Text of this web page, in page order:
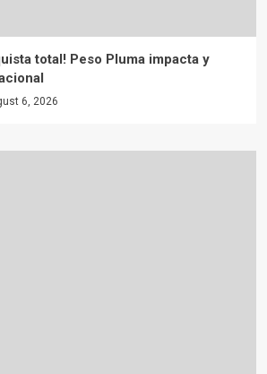
total! Peso Pluma impacta y
6, 2026